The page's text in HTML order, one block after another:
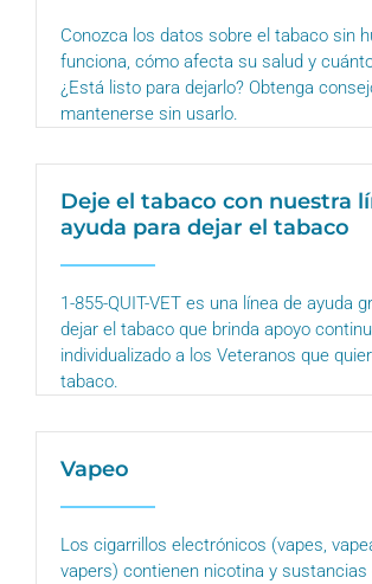
Conozca los datos sobre el tabaco sin
funciona, cómo afecta su salud y
¿Está listo para dejarlo? Obtenga
mantenerse sin usarlo.
Deje el tabaco con nuestra
ayuda para dejar el tabaco
1-855-QUIT-VET es una línea de ayuda
dejar el tabaco que brinda apoyo
individualizado a los Veteranos que
tabaco.
Vapeo
Los cigarrillos electrónicos (vapes,
vapers) contienen nicotina y sustancias